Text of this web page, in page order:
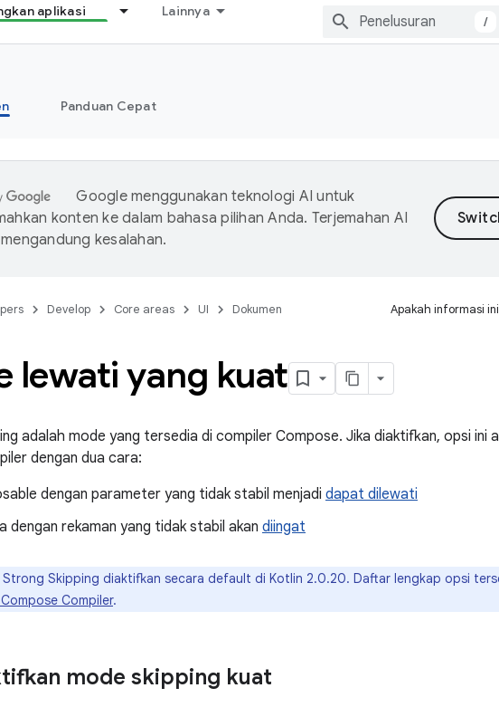
aplikasi Lainnya
/
Panduan Cepat
Google menggunakan teknologi AI untuk
konten ke dalam bahasa pilihan Anda. Terjemahan AI
kesalahan.
Develop Core areas UI Dokumen Apakah informasi
lewati yang kuat
adalah mode yang tersedia di compiler Compose. Jika diaktifkan, opsi ini
dengan dua cara:
dengan parameter yang tidak stabil menjadi dapat dilewati
dengan rekaman yang tidak stabil akan diingat
Strong Skipping diaktifkan secara default di Kotlin 2.0.20. Daftar lengkap opsi
Compiler.
mode skipping kuat